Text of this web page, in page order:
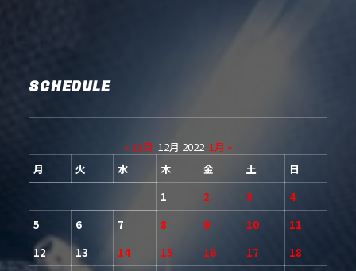
SCHEDULE
« 11月 12月 2022 1月 »
月
火 水 木 金 土
日
1
2 3
4
5
6 7 8 9 10
11
12
13 14 15 16 17
18